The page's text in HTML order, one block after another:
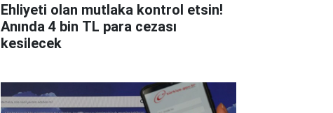
Ehliyeti olan mutlaka kontrol etsin!
Anında 4 bin TL para cezası
kesilecek